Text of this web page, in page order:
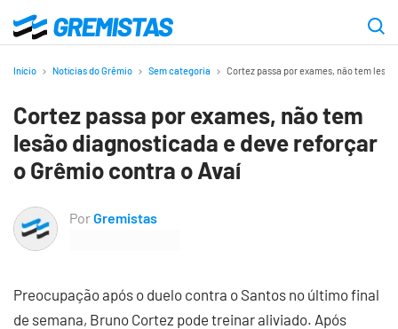
para
principal
Gremistas
Início Notícias do Grêmio Sem categoria Cortez passa por exames, não tem
Cortez passa por exames, não tem
lesão diagnosticada e deve reforçar
o Grêmio contra o Avaí
PorGremistas
Preocupação após o duelo contra o Santos no último final
de semana, Bruno Cortez pode treinar aliviado. Após